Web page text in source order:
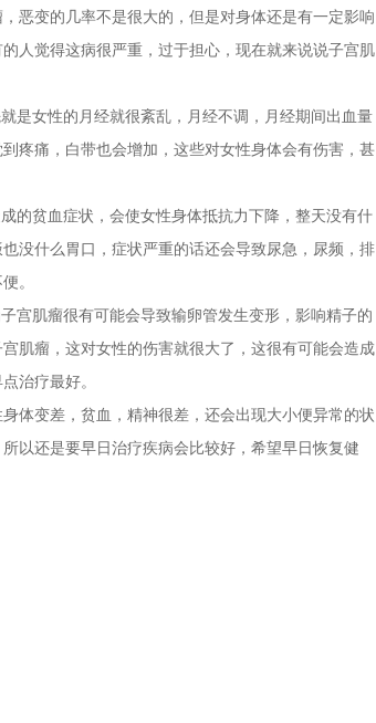
变的几率不是很大的，但是对身体还是有一定影响
人觉得这病很严重，过于担心，现在就来说说子宫肌
女性的月经就很紊乱，月经不调，月经期间出血量
疼痛，白带也会增加，这些对女性身体会有伤害，甚
贫血症状，会使女性身体抵抗力下降，整天没有什
没什么胃口，症状严重的话还会导致尿急，尿频，排
。
肌瘤很有可能会导致输卵管发生变形，影响精子的
肌瘤，这对女性的伤害就很大了，这很有可能会造成
治疗最好。
变差，贫血，精神很差，还会出现大小便异常的状
以还是要早日治疗疾病会比较好，希望早日恢复健